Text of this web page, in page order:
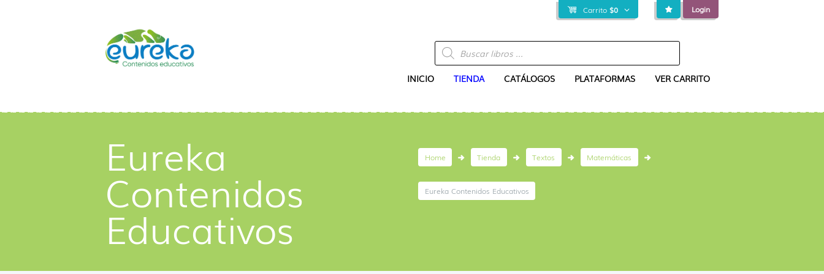
Carrito $0 Login
Búsqueda
de
productos
INICIO TIENDA CATÁLOGOS PLATAFORMAS VER CARRITO
Home Tienda Textos Matemáticas
Eureka Contenidos Educativos
Eureka
Contenidos
Educativos